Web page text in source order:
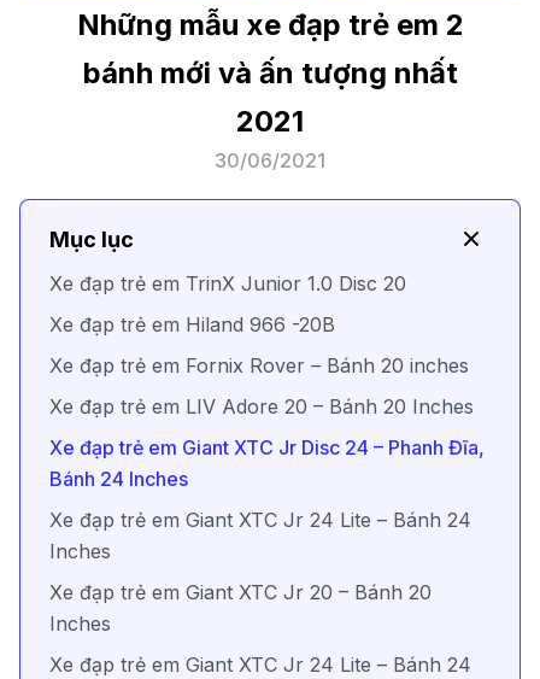
Những mẫu xe đạp trẻ em 2
bánh mới và ấn tượng nhất
2021
30/06/2021
Mục lục
Xe đạp trẻ em TrinX Junior 1.0 Disc 20
Xe đạp trẻ em Hiland 966 -20B
Xe đạp trẻ em Fornix Rover – Bánh 20 inches
Xe đạp trẻ em LIV Adore 20 – Bánh 20 Inches
Xe đạp trẻ em Giant XTC Jr Disc 24 – Phanh Đĩa,
Bánh 24 Inches
Xe đạp trẻ em Giant XTC Jr 24 Lite – Bánh 24
Inches
Xe đạp trẻ em Giant XTC Jr 20 – Bánh 20
Inches
Xe đạp trẻ em Giant XTC Jr 24 Lite – Bánh 24